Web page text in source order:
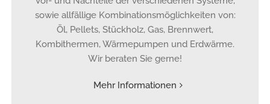
sowie allfällige Kombinationsmöglichkeiten von:
Öl, Pellets, Stückholz, Gas, Brennwert,
Kombithermen, Wärmepumpen und Erdwärme.
Wir beraten Sie gerne!
Mehr Informationen